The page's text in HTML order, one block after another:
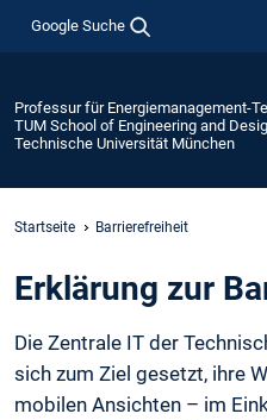
Google Suche
Professur für Energiemanagement-
TUM School of Engineering and
Technische Universität München
Startseite Barrierefreiheit
Erklärung zur
Die Zentrale IT der
sich zum Ziel gesetzt, ihre
mobilen Ansichten – im